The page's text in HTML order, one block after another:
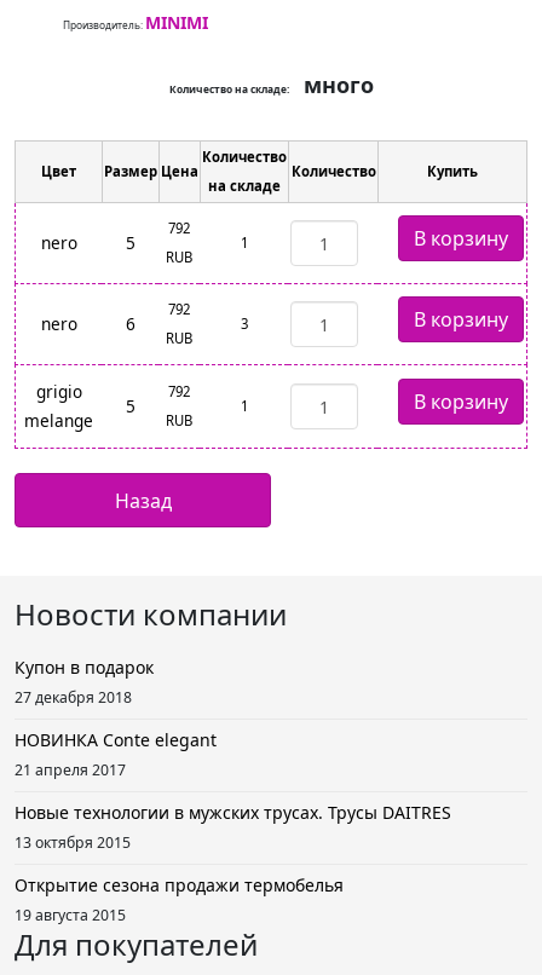
Производитель: MINIMI
Количество на складе: много
Цвет Размер Цена
Количество
на складе
Количество Купить
nero 5
792
RUB
1
nero 6
792
RUB
3
grigio
melange
5
792
RUB
1
Новости компании
Купон в подарок
27 декабря 2018
НОВИНКА Conte elegant
21 апреля 2017
Новые технологии в мужских трусах. Трусы DAITRES
13 октября 2015
Открытие сезона продажи термобелья
19 августа 2015
Для покупателей